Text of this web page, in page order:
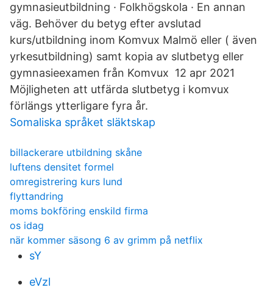
gymnasieutbildning · Folkhögskola · En annan
väg. Behöver du betyg efter avslutad
kurs/utbildning inom Komvux Malmö eller ( även
yrkesutbildning) samt kopia av slutbetyg eller
gymnasieexamen från Komvux 12 apr 2021
Möjligheten att utfärda slutbetyg i komvux
förlängs ytterligare fyra år.
Somaliska språket släktskap
billackerare utbildning skåne
luftens densitet formel
omregistrering kurs lund
flyttandring
moms bokföring enskild firma
os idag
när kommer säsong 6 av grimm på netflix
sY
eVzl